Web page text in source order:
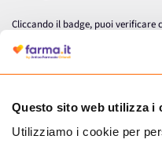
Questo sito web utilizza i
Utilizziamo i cookie per
Cliccando il badge, puoi verificare
autorizzata dal Ministero della
medicinali.